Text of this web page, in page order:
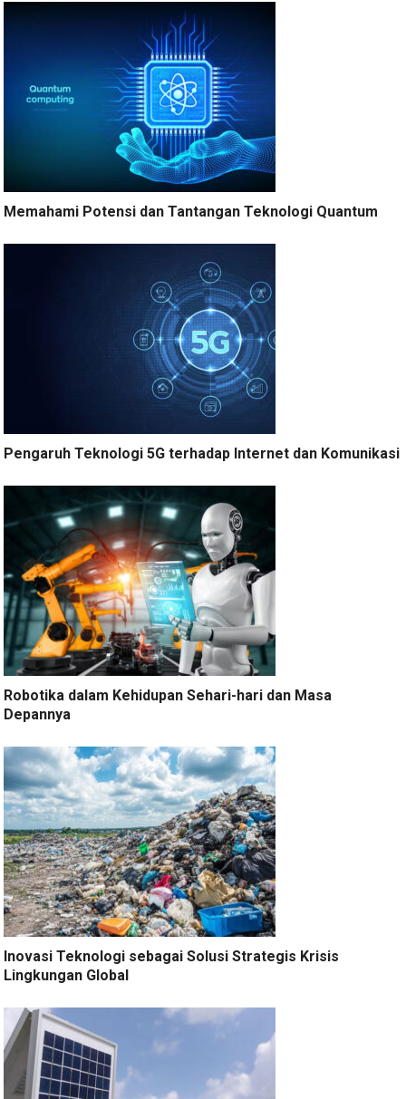
Memahami Potensi dan Tantangan Teknologi Quantum
Pengaruh Teknologi 5G terhadap Internet dan Komunikasi
Robotika dalam Kehidupan Sehari-hari dan Masa
Depannya
Inovasi Teknologi sebagai Solusi Strategis Krisis
Lingkungan Global